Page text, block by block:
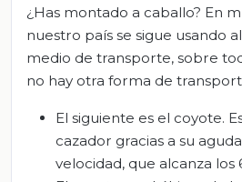
¿Has montado a caballo? En
nuestro país se sigue usando
medio de transporte, sobre
no hay otra forma de
El siguiente es el coyote.
cazador gracias a su
velocidad, que alcanza los